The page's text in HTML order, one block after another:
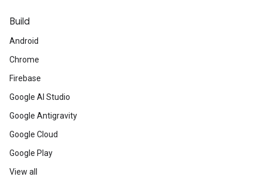
Build
Android
Chrome
Firebase
Google AI Studio
Google Antigravity
Google Cloud
Google Play
View all